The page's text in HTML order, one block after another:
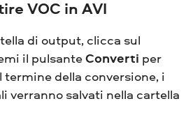
VOC in AVI
di output, clicca sul
il pulsanteConverti per
termine della conversione, i
verranno salvati nella cartella